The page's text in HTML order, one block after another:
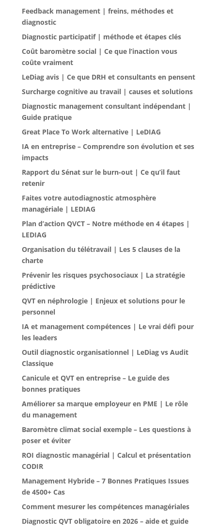
Feedback management | freins, méthodes et
diagnostic
Diagnostic participatif | méthode et étapes clés
Coût baromètre social | Ce que l’inaction vous
coûte vraiment
LeDiag avis | Ce que DRH et consultants en pensent
Surcharge cognitive au travail | causes et solutions
Diagnostic management consultant indépendant |
Guide pratique
Great Place To Work alternative | LeDIAG
IA en entreprise – Comprendre son évolution et ses
impacts
Rapport du Sénat sur le burn-out | Ce qu’il faut
retenir
Faites votre autodiagnostic atmosphère
managériale | LEDIAG
Plan d’action QVCT – Notre méthode en 4 étapes |
LEDIAG
Organisation du télétravail | Les 5 clauses de la
charte
Prévenir les risques psychosociaux | La stratégie
prédictive
QVT en néphrologie | Enjeux et solutions pour le
personnel
IA et management compétences | Le vrai défi pour
les leaders
Outil diagnostic organisationnel | LeDiag vs Audit
Classique
Canicule et QVT en entreprise – Le guide des
bonnes pratiques
Améliorer sa marque employeur en PME | Le rôle
du management
Baromètre climat social exemple – Les questions à
poser et éviter
ROI diagnostic managérial | Calcul et présentation
CODIR
Management Hybride – 7 Bonnes Pratiques Issues
de 4500+ Cas
Comment mesurer les compétences managériales
Diagnostic QVT obligatoire en 2026 – aide et guide